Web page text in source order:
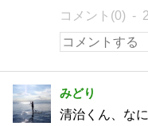
コメント(0)
みどり
清治くん、な